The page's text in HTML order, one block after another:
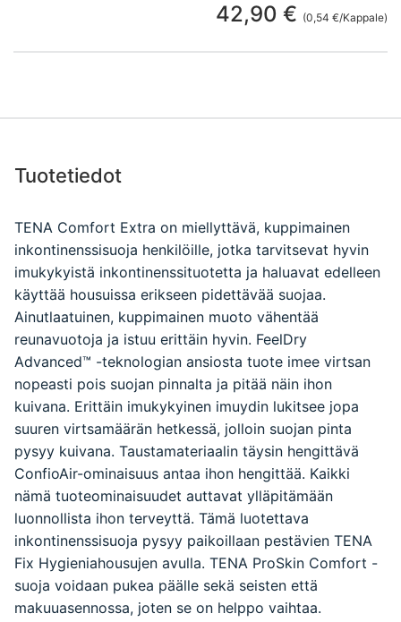
42,90 € (0,54 €/Kappale)
Tuotetiedot
TENA Comfort Extra on miellyttävä, kuppimainen
inkontinenssisuoja henkilöille, jotka tarvitsevat hyvin
imukykyistä inkontinenssituotetta ja haluavat edelleen
käyttää housuissa erikseen pidettävää suojaa.
Ainutlaatuinen, kuppimainen muoto vähentää
reunavuotoja ja istuu erittäin hyvin. FeelDry
Advanced™ -teknologian ansiosta tuote imee virtsan
nopeasti pois suojan pinnalta ja pitää näin ihon
kuivana. Erittäin imukykyinen imuydin lukitsee jopa
suuren virtsamäärän hetkessä, jolloin suojan pinta
pysyy kuivana. Taustamateriaalin täysin hengittävä
ConfioAir-ominaisuus antaa ihon hengittää. Kaikki
nämä tuoteominaisuudet auttavat ylläpitämään
luonnollista ihon terveyttä. Tämä luotettava
inkontinenssisuoja pysyy paikoillaan pestävien TENA
Fix Hygieniahousujen avulla. TENA ProSkin Comfort -
suoja voidaan pukea päälle sekä seisten että
makuuasennossa, joten se on helppo vaihtaa.